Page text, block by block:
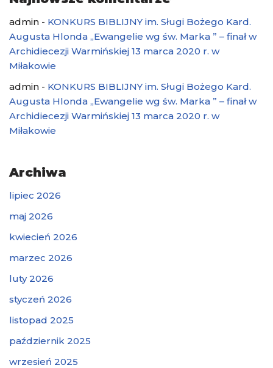
admin - KONKURS BIBLIJNY im. Sługi Bożego Kard.
Augusta Hlonda „Ewangelie wg św. Marka ” – finał w
Archidiecezji Warmińskiej 13 marca 2020 r. w
Miłakowie
admin - KONKURS BIBLIJNY im. Sługi Bożego Kard.
Augusta Hlonda „Ewangelie wg św. Marka ” – finał w
Archidiecezji Warmińskiej 13 marca 2020 r. w
Miłakowie
Archiwa
lipiec 2026
maj 2026
kwiecień 2026
marzec 2026
luty 2026
styczeń 2026
listopad 2025
październik 2025
wrzesień 2025